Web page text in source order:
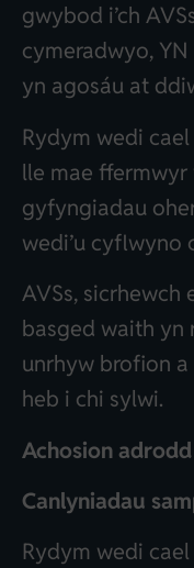
gwybod i’ch
cymeradwyo, YN
yn agosáu at
Rydym wedi
lle mae
gyfyngiadau
wedi’u cyflwyno
AVSs,
basged waith yn
unrhyw brofion
heb i chi sylwi.
Achosion
Canlyniadau
Rydym wedi